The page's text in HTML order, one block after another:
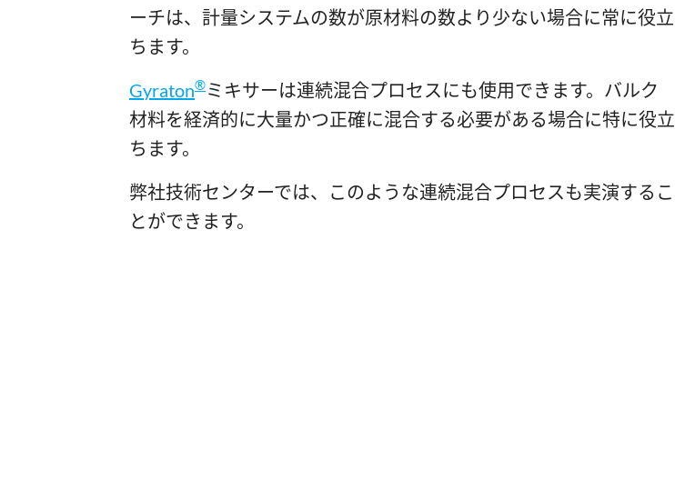
ーチは、計量システムの数が原材料の数より少ない場合に常に役立
ちます。
Gyraton®ミキサーは連続混合プロセスにも使用できます。バルク
材料を経済的に大量かつ正確に混合する必要がある場合に特に役立
ちます。
弊社技術センターでは、このような連続混合プロセスも実演するこ
とができます。